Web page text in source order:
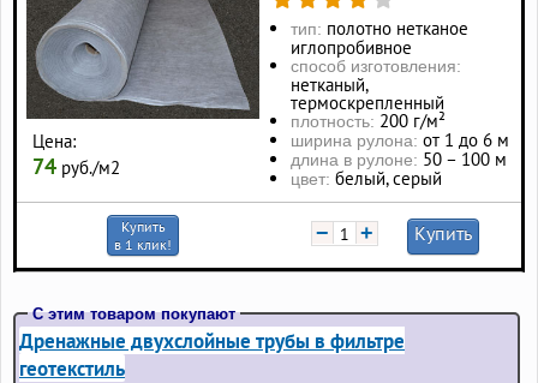
Цена:
74 руб./м2
тип: полотно нетканое
иглопробивное
способ изготовления:
нетканый,
термоскрепленный
плотность: 200 г/м²
ширина рулона: от 1 до 6 м
длина в рулоне: 50 – 100 м
цвет: белый, серый
Купить
в 1 клик!
− + Купить
С этим товаром покупают
Дренажные двухслойные трубы в фильтре
геотекстиль